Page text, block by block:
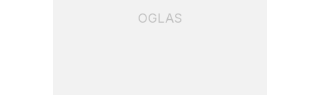
OGLAS